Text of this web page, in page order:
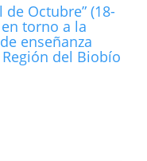
Octubre” (18-
torno a la
enseñanza
del Biobío